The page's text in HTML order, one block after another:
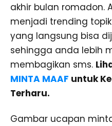
akhir bulan romadon.
menjadi trending
yang langsung bisa
sehingga anda lebih
membagikan sms.
MINTA MAAF untuk
Terharu.
Gambar ucapan